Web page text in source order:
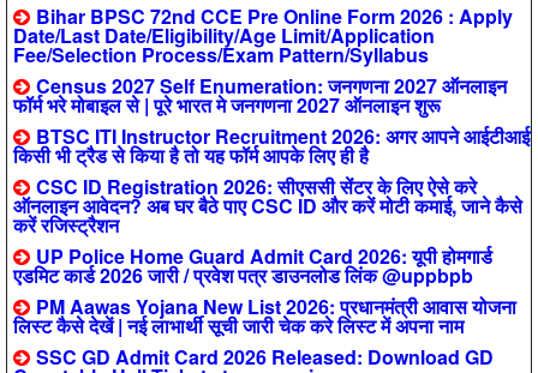
Bihar BPSC 72nd CCE Pre Online Form 2026 : Apply
Date/Last Date/Eligibility/Age Limit/Application
Fee/Selection Process/Exam Pattern/Syllabus
Census 2027 Self Enumeration: जनगणना 2027 ऑनलाइन
फॉर्म भरे मोबाइल से | पूरे भारत मे जनगणना 2027 ऑनलाइन शुरू
BTSC ITI Instructor Recruitment 2026: अगर आपने आईटीआई
किसी भी ट्रैड से किया है तो यह फॉर्म आपके लिए ही है
CSC ID Registration 2026: सीएससी सेंटर के लिए ऐसे करे
ऑनलाइन आवेदन? अब घर बैठे पाए CSC ID और करें मोटी कमाई, जाने कैसे
करें रजिस्ट्रैशन
UP Police Home Guard Admit Card 2026: यूपी होमगार्ड
एडमिट कार्ड 2026 जारी / प्रवेश पत्र डाउनलोड लिंक @uppbpb
PM Aawas Yojana New List 2026: प्रधानमंत्री आवास योजना
लिस्ट कैसे देखें | नई लाभार्थी सूची जारी चेक करे लिस्ट में अपना नाम
SSC GD Admit Card 2026 Released: Download GD